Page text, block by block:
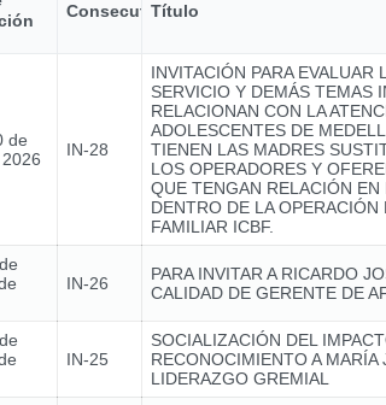
ConsecutivoTítulo
de
IN-28
INVITACIÓN PARA EVALUAR
SERVICIO Y DEMÁS TEMAS
RELACIONAN CON LA
ADOLESCENTES DE
TIENEN LAS MADRES
LOS OPERADORES Y
QUE TENGAN RELACIÓN
DENTRO DE LA
FAMILIAR ICBF.
IN-26
PARA INVITAR A RICARDO
CALIDAD DE GERENTE DE
IN-25
SOCIALIZACIÓN DEL
RECONOCIMIENTO A MARÍA
LIDERAZGO GREMIAL